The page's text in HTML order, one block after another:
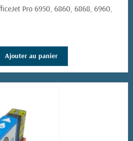
Pro 6950, 6860, 6868, 6960,
Ajouter au panier